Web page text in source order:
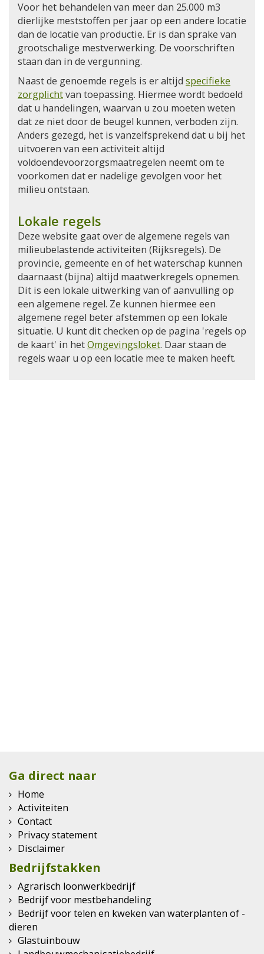
Voor het behandelen van meer dan 25.000 m3
dierlijke meststoffen per jaar op een andere locatie
dan de locatie van productie. Er is dan sprake van
grootschalige mestverwerking. De voorschriften
staan dan in de vergunning.
Naast de genoemde regels is er altijd specifieke
zorgplichtvan toepassing. Hiermee wordt bedoeld
dat u handelingen, waarvan u zou moeten weten
dat ze niet door de beugel kunnen, verboden zijn.
Anders gezegd, het is vanzelfsprekend dat u bij het
uitvoeren van een activiteit altijd
voldoendevoorzorgsmaatregelen neemt om te
voorkomen dat er nadelige gevolgen voor het
milieu ontstaan.
Lokale regels
Deze website gaat over de algemene regels van
milieubelastende activiteiten (Rijksregels). De
provincie, gemeente en of het waterschap kunnen
daarnaast (bijna) altijd maatwerkregels opnemen.
Dit is een lokale uitwerking van of aanvulling op
een algemene regel. Ze kunnen hiermee een
algemene regel beter afstemmen op een lokale
situatie. U kunt dit checken op de pagina 'regels op
de kaart' in hetOmgevingsloket. Daar staan de
regels waar u op een locatie mee te maken heeft.
Ga direct naar
Home
Activiteiten
Contact
Privacy statement
Disclaimer
Bedrijfstakken
Agrarisch loonwerkbedrijf
Bedrijf voor mestbehandeling
Bedrijf voor telen en kweken van waterplanten of -
dieren
Glastuinbouw